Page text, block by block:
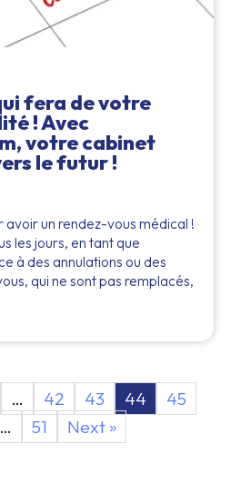
fera de votre
! Avec
votre cabinet
le futur !
avoir un rendez-vous médical !
les jours, en tant que
à des annulations ou des
qui ne sont pas remplacés,
… 42 43 44
45
… 51 Next »